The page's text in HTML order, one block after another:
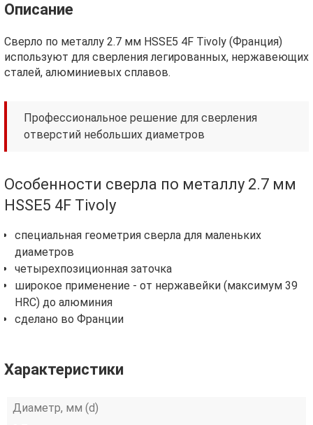
Описание
Сверло по металлу 2.7 мм HSSE5 4F Tivoly (Франция)
используют для сверления легированных, нержавеющих
сталей, алюминиевых сплавов.
Профессиональное решение для сверления
отверстий небольших диаметров
Особенности сверла по металлу 2.7 мм
HSSE5 4F Tivoly
специальная геометрия сверла для маленьких
диаметров
четырехпозиционная заточка
широкое применение - от нержавейки (максимум 39
HRC) до алюминия
сделано во Франции
Характеристики
Диаметр, мм (d)